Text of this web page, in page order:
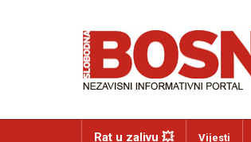
Rat u zalivu 💥 Vijesti